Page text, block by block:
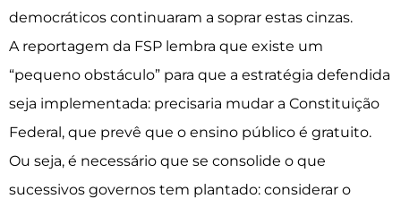
democráticos continuaram a soprar estas cinzas.
A reportagem da FSP lembra que existe um
“pequeno obstáculo” para que a estratégia defendida
seja implementada: precisaria mudar a Constituição
Federal, que prevê que o ensino público é gratuito.
Ou seja, é necessário que se consolide o que
sucessivos governos tem plantado: considerar o